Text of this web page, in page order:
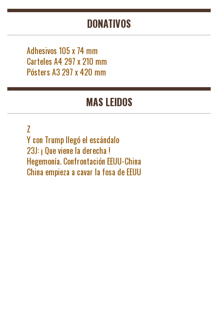
DONATIVOS
Adhesivos 105 x 74 mm
Carteles A4 297 x 210 mm
Pósters A3 297 x 420 mm
MAS LEIDOS
Z
Y con Trump llegó el escándalo
23J: ¡ Que viene la derecha !
Hegemonía. Confrontación EEUU-China
China empieza a cavar la fosa de EEUU